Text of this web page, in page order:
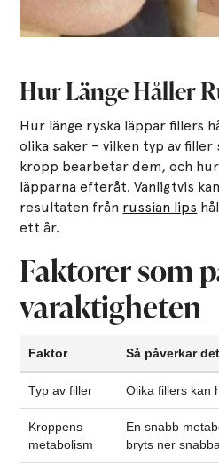
Hur Länge Håller
Hur länge ryska läppar fillers
olika saker – vilken typ av filler
kropp bearbetar dem, och
läpparna efteråt. Vanligtvis
resultaten från russian lips
ett år.
Faktorer som
varaktigheten
Faktor Så påverkar
Typ av filler Olika fillers kan
Kroppens
metabolism
En snabb
bryts ner